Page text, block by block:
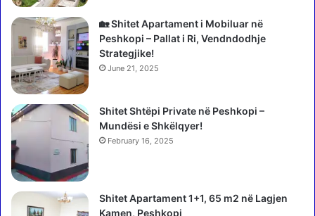
k
a
ë
q
.
.
”
,
k
s
p
e
r
t
ë
a
a
🏡 Shitet Apartament i Mobiluar në
Peshkopi – Pallat i Ri, Vendndodhje
Strategjike!
June 21, 2025
Shitet Shtëpi Private në Peshkopi –
Mundësi e Shkëlqyer!
February 16, 2025
Shitet Apartament 1+1, 65 m2 në Lagjen
Kamen, Peshkopi